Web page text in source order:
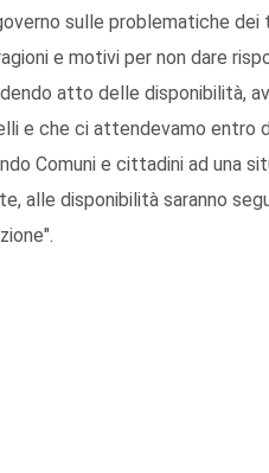
sulle problematiche dei
e motivi per non dare
atto delle disponibilità,
e che ci attendevamo entro
Comuni e cittadini ad una
alle disponibilità saranno